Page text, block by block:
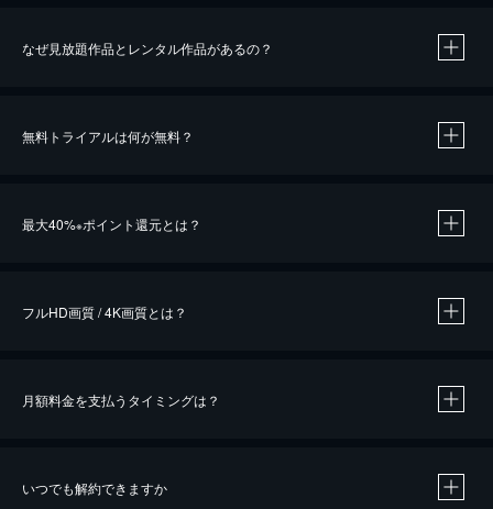
なぜ見放題作品とレンタル作品があるの？
無料トライアルは何が無料？
最大40%※ポイント還元とは？
※40％ポイント還元の対象は、クレジットカード決済による作品の購入 / レンタルです。
フルHD画質 / 4K画質とは？
月額料金を支払うタイミングは？
いつでも解約できますか